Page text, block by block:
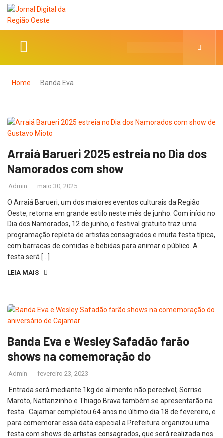
Home Banda Eva
Arraiá Barueri 2025 estreia no Dia dos
Namorados com show
Admin maio 30, 2025
O Arraiá Barueri, um dos maiores eventos culturais da Região
Oeste, retorna em grande estilo neste mês de junho. Com início no
Dia dos Namorados, 12 de junho, o festival gratuito traz uma
programação repleta de artistas consagrados e muita festa típica,
com barracas de comidas e bebidas para animar o público. A
festa será […]
LEIA MAIS
Banda Eva e Wesley Safadão farão
shows na comemoração do
Admin fevereiro 23, 2023
Entrada será mediante 1kg de alimento não perecível; Sorriso
Maroto, Nattanzinho e Thiago Brava também se apresentarão na
festa Cajamar completou 64 anos no último dia 18 de fevereiro, e
para comemorar essa data especial a Prefeitura organizou uma
festa com shows de artistas consagrados, que será realizada nos